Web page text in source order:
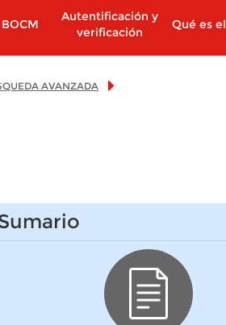
Autentificación y
verificación
Qué es
AVANZADA